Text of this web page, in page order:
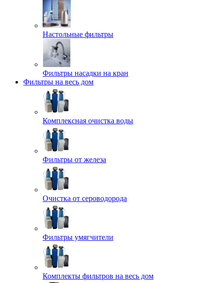
Настольные фильтры
Фильтры насадки на кран
Фильтры на весь дом
Комплексная очистка воды
Фильтры от железа
Очистка от сероводорода
Фильтры умягчители
Комплекты фильтров на весь дом